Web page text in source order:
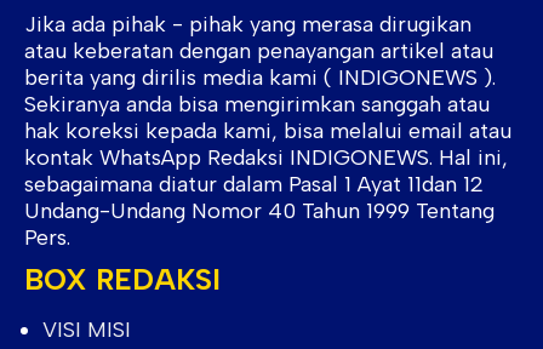
Jika ada pihak - pihak yang merasa dirugikan
atau keberatan dengan penayangan artikel atau
berita yang dirilis media kami ( INDIGONEWS ).
Sekiranya anda bisa mengirimkan sanggah atau
hak koreksi kepada kami, bisa melalui email atau
kontak WhatsApp Redaksi INDIGONEWS. Hal ini,
sebagaimana diatur dalam Pasal 1 Ayat 11dan 12
Undang-Undang Nomor 40 Tahun 1999 Tentang
Pers.
BOX REDAKSI
VISI MISI